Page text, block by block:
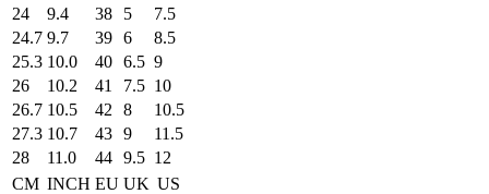
24
9.4 38 5
7.5
24.7 9.7 39 6
8.5
25.3 10.0 40 6.5 9
26
10.2 41 7.5 10
26.7 10.5 42 8
10.5
27.3 10.7 43 9
11.5
28
11.0 44 9.5 12
CM INCH EU UK US